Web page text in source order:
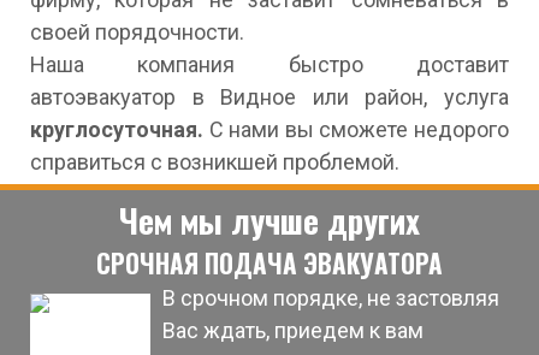
своей порядочности.
Наша компания быстро доставит
автоэвакуатор в Видное или район, услуга
круглосуточная. С нами вы сможете недорого
справиться с возникшей проблемой.
Чем мы лучше других
СРОЧНАЯ ПОДАЧА ЭВАКУАТОРА
В срочном порядке, не застовляя
Вас ждать, приедем к вам